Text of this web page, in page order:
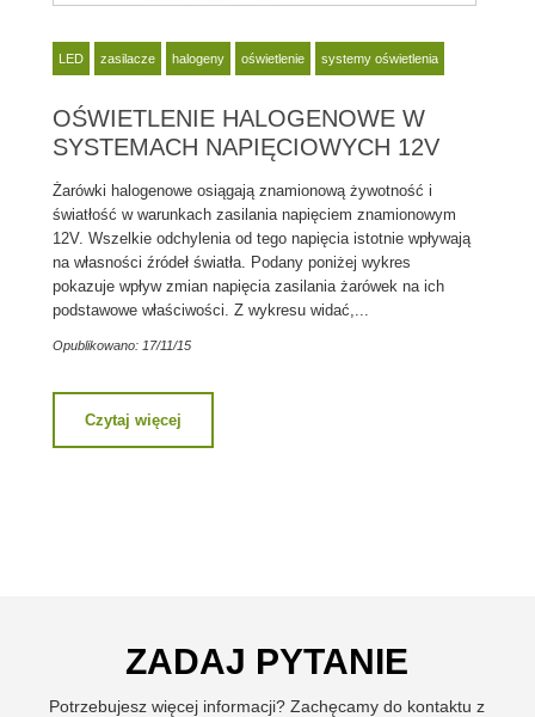
LED zasilacze halogeny oświetlenie systemy oświetlenia
OŚWIETLENIE HALOGENOWE W
SYSTEMACH NAPIĘCIOWYCH 12V
Żarówki halogenowe osiągają znamionową żywotność i
światłość w warunkach zasilania napięciem znamionowym
12V. Wszelkie odchylenia od tego napięcia istotnie wpływają
na własności źródeł światła. Podany poniżej wykres
pokazuje wpływ zmian napięcia zasilania żarówek na ich
podstawowe właściwości. Z wykresu widać,...
Opublikowano: 17/11/15
Czytaj więcej
ZADAJ PYTANIE
Potrzebujesz więcej informacji? Zachęcamy do kontaktu z